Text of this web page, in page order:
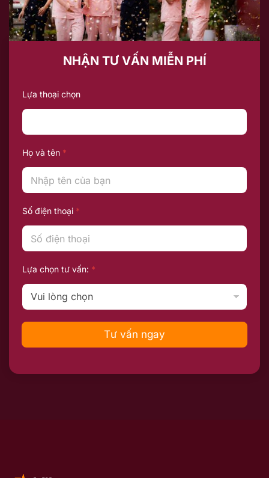
NHẬN TƯ VẤN MIỄN PHÍ
Lựa thoại chọn
Họ và tên *
Số điện thoại *
Lựa chọn tư vấn: *
Tư vấn ngay